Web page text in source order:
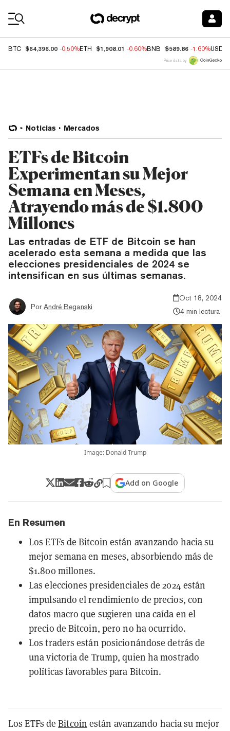
BTC $64,396.00 -0.50%ETH $1,908.01 -0.60%BNB $589.86 -1.60%USDC
Price data by
Noticias Mercados
ETFs de Bitcoin
Experimentan su Mejor
Semana en Meses,
Atrayendo más de $1.800
Millones
Las entradas de ETF de Bitcoin se han
acelerado esta semana a medida que las
elecciones presidenciales de 2024 se
intensifican en sus últimas semanas.
Por André Beganski
Oct 18, 2024
4 min lectura
Image: Donald Trump
Add on Google
En Resumen
Los ETFs de Bitcoin están avanzando hacia su
mejor semana en meses, absorbiendo más de
$1.800 millones.
Las elecciones presidenciales de 2024 están
impulsando el rendimiento de precios, con
datos macro que sugieren una caída en el
precio de Bitcoin, pero no ha ocurrido.
Los traders están posicionándose detrás de
una victoria de Trump, quien ha mostrado
políticas favorables para Bitcoin.
Los ETFs deBitcoin están avanzando hacia su mejor